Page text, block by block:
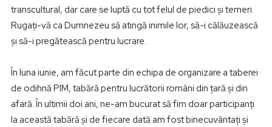
transcultural, dar care se luptă cu tot felul de piedici și temeri.
Rugați-vă ca Dumnezeu să atingă inimile lor, să-i călăuzească
și să-i pregătească pentru lucrare.
În luna iunie, am făcut parte din echipa de organizare a taberei
de odihnă PIM, tabără pentru lucrătorii români din țară și din
afară. În ultimii doi ani, ne-am bucurat să fim doar participanți
la această tabără și de fiecare dată am fost binecuvântați și